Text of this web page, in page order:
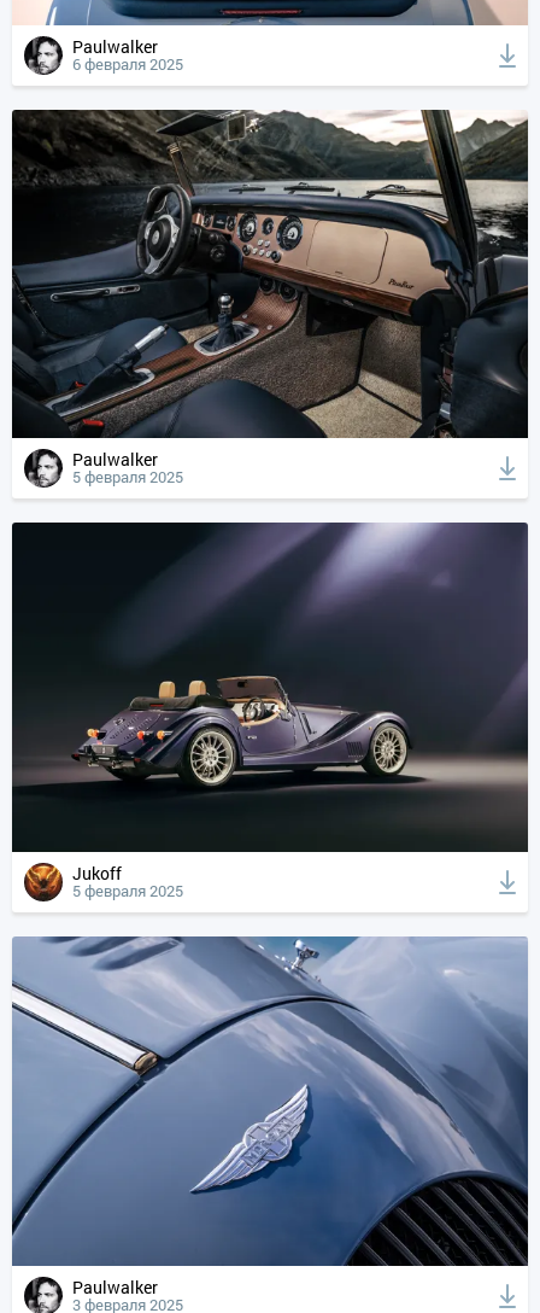
Paulwalker
6 февраля 2025
Paulwalker
5 февраля 2025
Jukoff
5 февраля 2025
Paulwalker
3 февраля 2025